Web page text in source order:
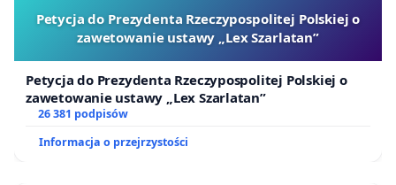
Petycja do Prezydenta Rzeczypospolitej Polskiej o
zawetowanie ustawy „Lex Szarlatan”
Petycja do Prezydenta Rzeczypospolitej Polskiej o
zawetowanie ustawy „Lex Szarlatan”
26 381 podpisów
Informacja o przejrzystości